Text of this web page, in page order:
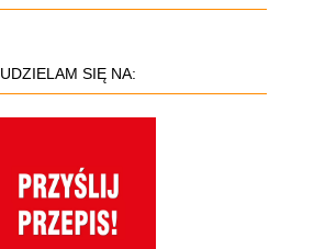
UDZIELAM SIĘ NA: